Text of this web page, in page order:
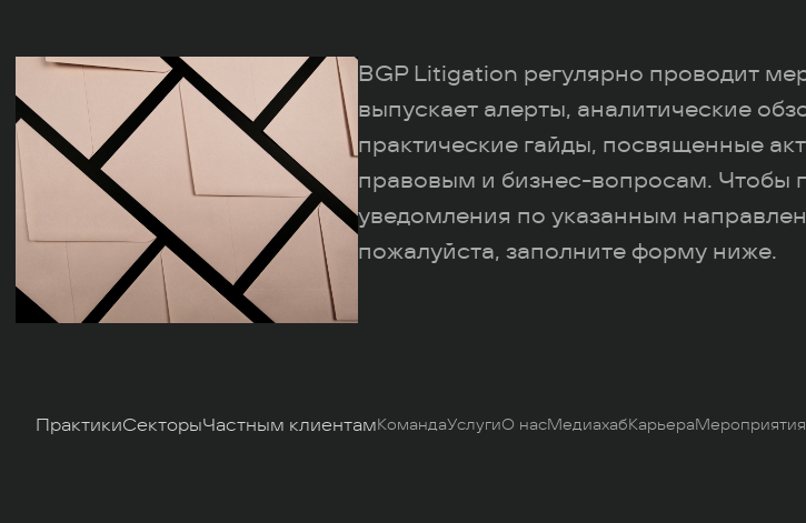
BGP Litigation регулярно проводит
выпускает алерты, аналитические
практические гайды, посвященные
правовым и бизнес-вопросам. Чтобы
уведомления по указанным
пожалуйста, заполните форму ниже.
ПрактикиСекторыЧастным клиентамКомандаУслугиО насМедиахабКарьераМероприятия